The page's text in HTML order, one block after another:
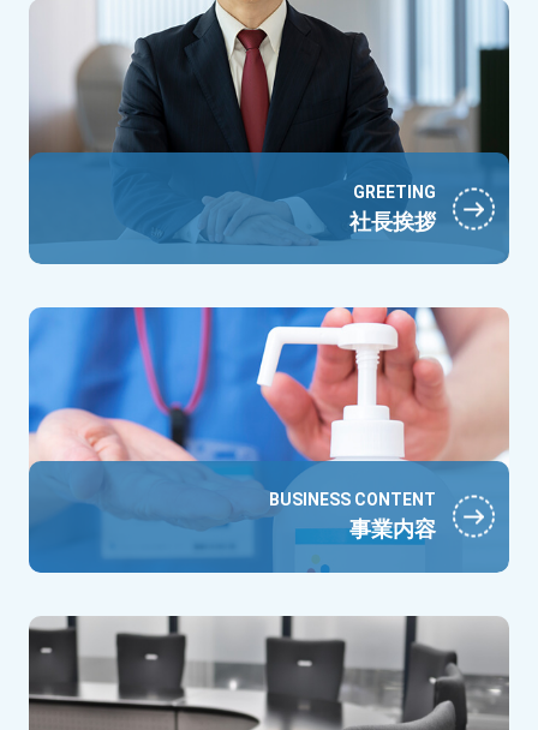
GREETING
社長挨拶
BUSINESS CONTENT
事業内容